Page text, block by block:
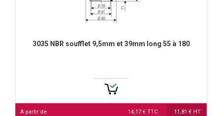
3035 NBR soufflet 9,5mm et 39mm long 55 à 180
A partir de 14,17 € TTC 11,81 € HT